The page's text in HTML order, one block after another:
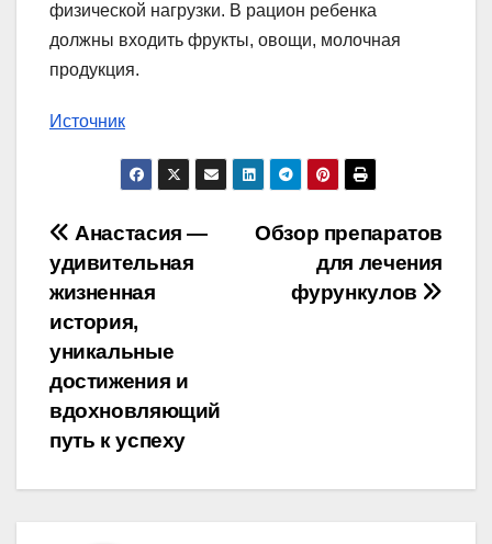
физической нагрузки. В рацион ребенка
должны входить фрукты, овощи, молочная
продукция.
Источник
Навигация
по
записям
Обзор препаратов
для лечения
фурункулов
Анастасия —
удивительная
жизненная
история,
уникальные
достижения и
вдохновляющий
путь к успеху